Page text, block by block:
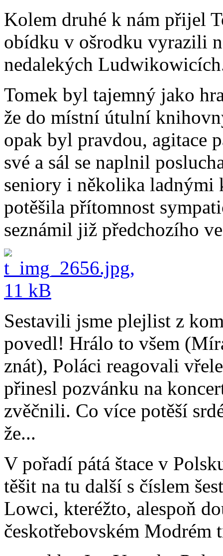
Kolem druhé k nám přijel
obídku v ošrodku vyrazili
nedalekých
Tomek byl tajemný jako
že do místní útulní
opak byl pravdou, agitace
své a sál se naplnil
seniory i několika ladnými
potěšila přítomnost
seznámil již předchozího
Sestavili jsme plejlist z
povedl! Hrálo to všem
znát), Poláci reagovali
přinesl pozvánku na
zvěčnili. Co více potěší
že...
V pořadí pátá štace v
těšit na tu další s číslem
Lowci, kteréžto, alespoň
českotřebovském Modrém